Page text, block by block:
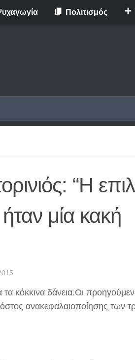
Πολιτισμός
“Η
μία κακή
τα κόκκινα δάνεια.Οι
ανακεφαλαιοποίησης των